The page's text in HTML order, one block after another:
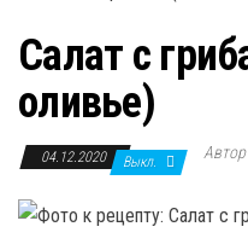
Салат с
оливье)
04.12.2020 Выкл. Автор